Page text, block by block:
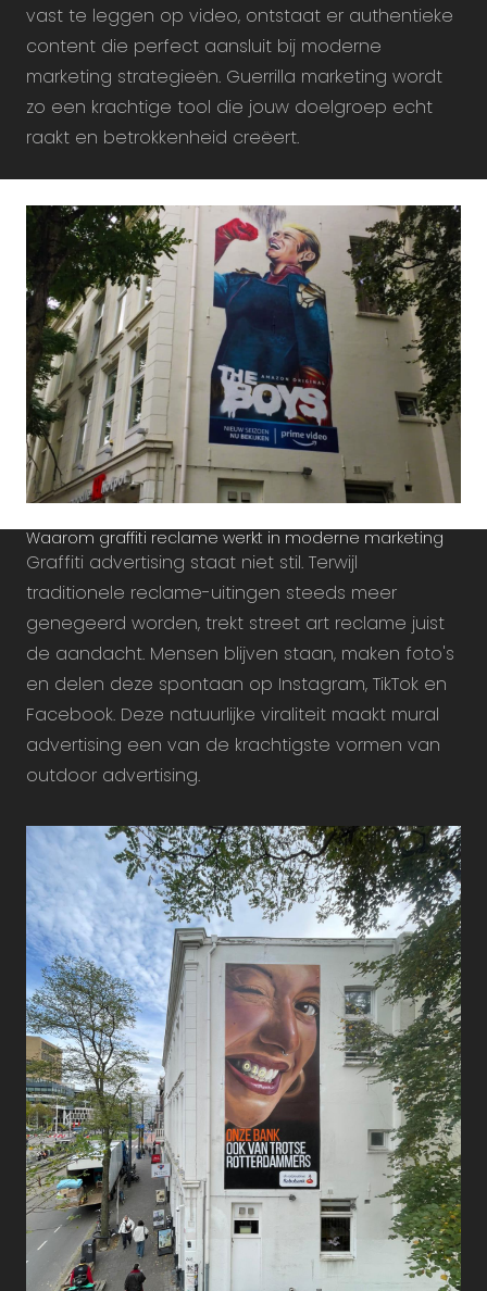
vast te leggen op video, ontstaat er authentieke
content die perfect aansluit bij moderne
marketing strategieën. Guerrilla marketing wordt
zo een krachtige tool die jouw doelgroep echt
raakt en betrokkenheid creëert.
Waarom graffiti reclame werkt in moderne marketing
Graffiti advertising staat niet stil. Terwijl
traditionele reclame-uitingen steeds meer
genegeerd worden, trekt street art reclame juist
de aandacht. Mensen blijven staan, maken foto's
en delen deze spontaan op Instagram, TikTok en
Facebook. Deze natuurlijke viraliteit maakt mural
advertising een van de krachtigste vormen van
outdoor advertising.